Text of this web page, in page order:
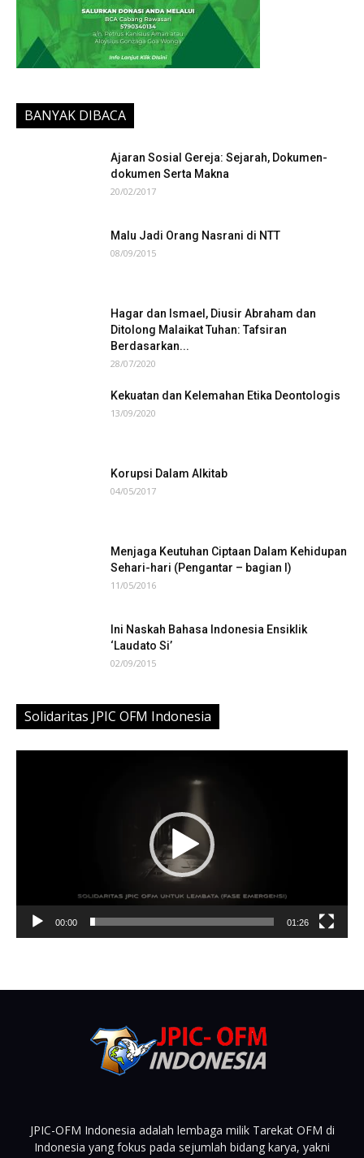
BANYAK DIBACA
Ajaran Sosial Gereja: Sejarah, Dokumen-
dokumen Serta Makna
20/02/2017
Malu Jadi Orang Nasrani di NTT
08/09/2015
Hagar dan Ismael, Diusir Abraham dan
Ditolong Malaikat Tuhan: Tafsiran
Berdasarkan...
28/07/2020
Kekuatan dan Kelemahan Etika Deontologis
13/09/2020
Korupsi Dalam Alkitab
04/05/2017
Menjaga Keutuhan Ciptaan Dalam Kehidupan
Sehari-hari (Pengantar – bagian I)
11/05/2016
Ini Naskah Bahasa Indonesia Ensiklik
‘Laudato Si’
02/09/2015
Solidaritas JPIC OFM Indonesia
00:00 01:26
JPIC-OFM Indonesia adalah lembaga milik Tarekat OFM di
Indonesia yang fokus pada sejumlah bidang karya, yakni